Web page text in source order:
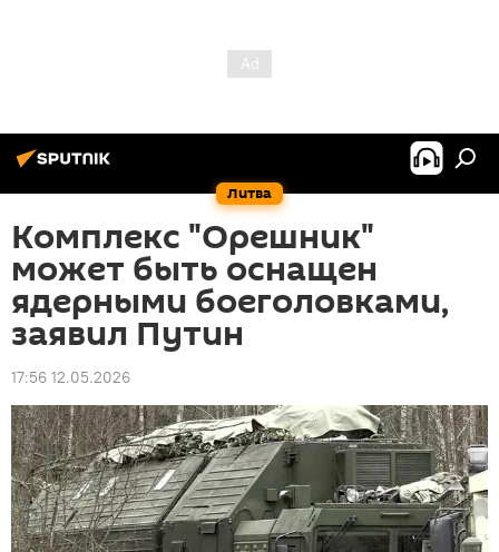
Литва
Комплекс "Орешник"
может быть оснащен
ядерными боеголовками,
заявил Путин
17:56 12.05.2026